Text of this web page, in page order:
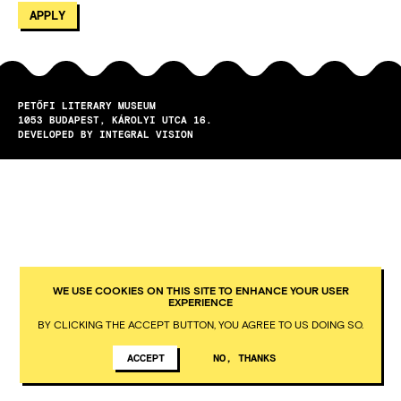
PETŐFI LITERARY MUSEUM
1053
BUDAPEST
KÁROLYI UTCA 16.
DEVELOPED BY INTEGRAL VISION
WE USE COOKIES ON THIS SITE TO ENHANCE YOUR USER
EXPERIENCE
BY CLICKING THE ACCEPT BUTTON, YOU AGREE TO US DOING SO.
ACCEPT NO, THANKS